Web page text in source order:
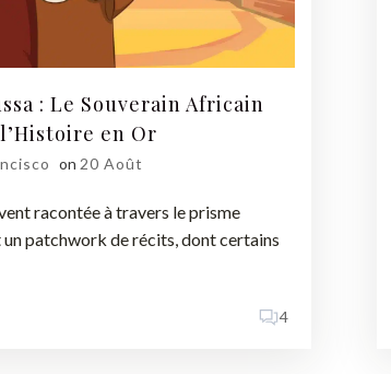
: Le Souverain Africain
en Or
on 20 Août
racontée à travers le prisme
patchwork de récits, dont certains
4